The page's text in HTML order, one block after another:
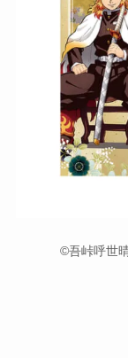
©吾峠呼世